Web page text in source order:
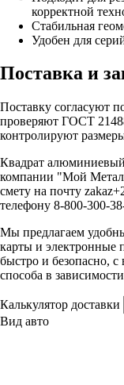
корректной
Стабильная
Удобен для
Поставка и
Поставку согласуют
проверяют ГОСТ
контролируют
Квадрат
компании "Мой
смету на почту
телефону 8-800-300-
Мы предлагаем
карты и электронные
быстро и безопасно,
способа в
Калькулятор доставки
Вид авто